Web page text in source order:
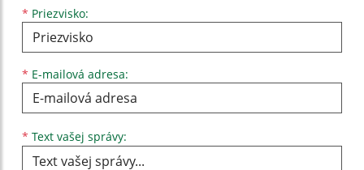
* Priezvisko:
* E-mailová adresa:
* Text vašej správy: